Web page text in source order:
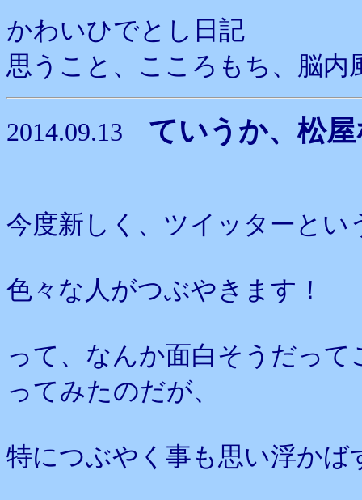
かわいひでとし日記
思うこと、こころもち、脳内
2014.09.13 ていうか、松
今度新しく、ツイッターとい
色々な人がつぶやきます！
って、なんか面白そうだっ
ってみたのだが、
特につぶやく事も思い浮かば